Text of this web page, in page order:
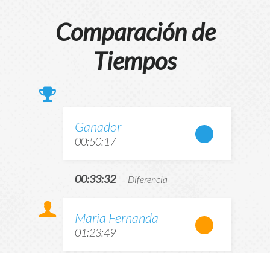
Comparación de
Tiempos
Ganador
00:50:17
00:33:32 Diferencia
Maria Fernanda
01:23:49